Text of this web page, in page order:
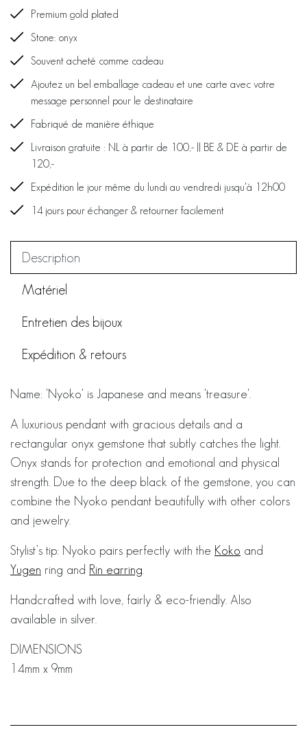
Premium gold plated
Stone: onyx
Souvent acheté comme cadeau
Ajoutez un bel emballage cadeau et une carte avec votre
message personnel pour le destinataire
Fabriqué de manière éthique
Livraison gratuite : NL à partir de 100,- || BE & DE à partir de
120,-
Expédition le jour même du lundi au vendredi jusqu'à 12h00
14 jours pour échanger & retourner facilement
Description
Matériel
Entretien des bijoux
Expédition & retours
Name: 'Nyoko' is Japanese and means 'treasure'.
A luxurious pendant with gracious details and a
rectangular onyx gemstone that subtly catches the light.
Onyx stands for protection and emotional and physical
strength. Due to the deep black of the gemstone, you can
combine the Nyoko pendant beautifully with other colors
and jewelry.
Stylist’s tip: Nyoko pairs perfectly with the Koko and
Yugen ring and Rin earring
Handcrafted with love, fairly & eco-friendly. Also
available in silver.
DIMENSIONS
14mm x 9mm